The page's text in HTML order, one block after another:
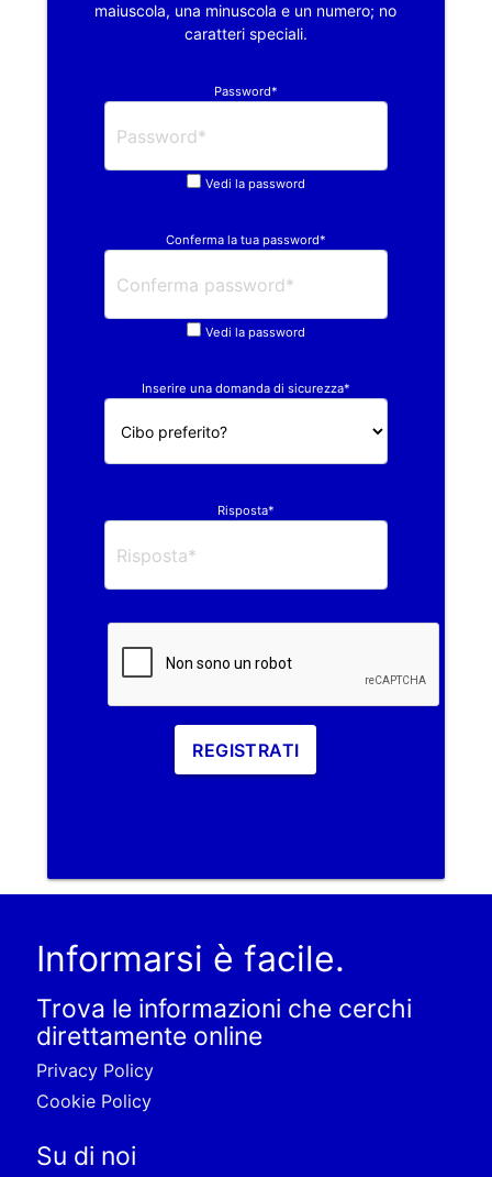
maiuscola, una minuscola e un numero; no
caratteri speciali.
Password*
Vedi la password
Conferma la tua password*
Vedi la password
Inserire una domanda di sicurezza*
Risposta*
REGISTRATI
Informarsi è facile.
Trova le informazioni che cerchi
direttamente online
Privacy Policy
Cookie Policy
Su di noi